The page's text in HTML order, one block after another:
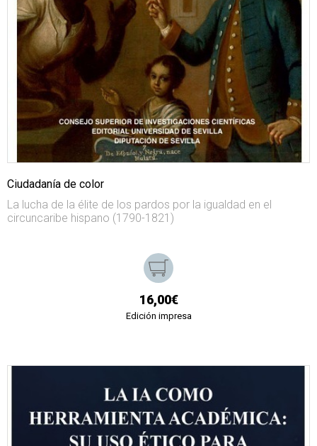
Ciudadanía de color
La lucha de la élite de los pardos por la igualdad en el
circuncaribe hispano (1790-1821)
16,00€
Edición impresa